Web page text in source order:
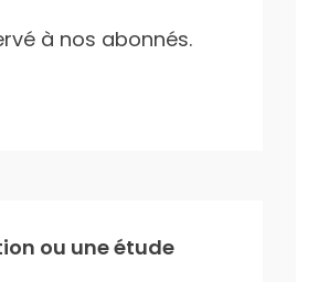
à nos abonnés.
ou une étude